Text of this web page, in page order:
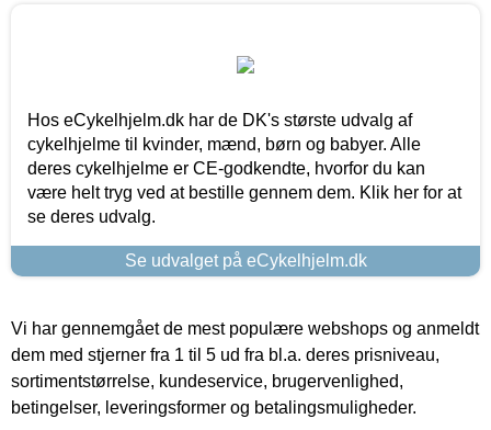
Hos eCykelhjelm.dk har de DK's største udvalg af
cykelhjelme til kvinder, mænd, børn og babyer. Alle
deres cykelhjelme er CE-godkendte, hvorfor du kan
være helt tryg ved at bestille gennem dem. Klik her for at
se deres udvalg.
Se udvalget på eCykelhjelm.dk
Vi har gennemgået de mest populære webshops og anmeldt
dem med stjerner fra 1 til 5 ud fra bl.a. deres prisniveau,
sortimentstørrelse, kundeservice, brugervenlighed,
betingelser, leveringsformer og betalingsmuligheder.